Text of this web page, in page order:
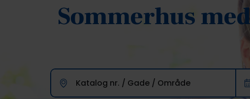
Sommerhus
Katalog nr. / Gade / Område